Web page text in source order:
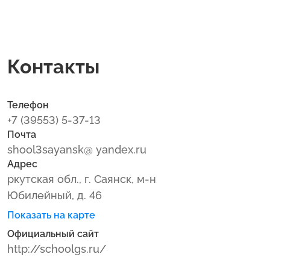
Контакты
Телефон
+7 (39553) 5-37-13
Почта
shool3sayansk@ yandex.ru
Адрес
ркутская обл., г. Саянск, м-н
Юбилейный, д. 46
Показать на карте
Официальный сайт
http://schoolgs.ru/